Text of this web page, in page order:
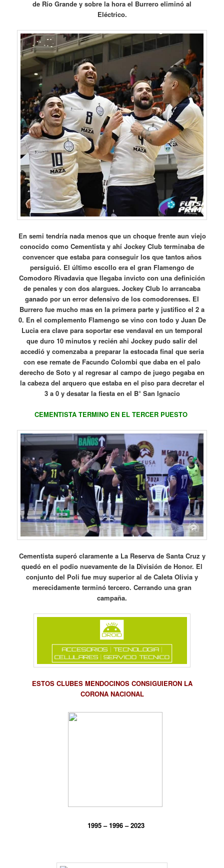
de Río Grande y sobre la hora el Burrero eliminó al
Eléctrico.
En semi tendría nada menos que un choque frente aun viejo
conocido como Cementista y ahí Jockey Club terminaba de
convencer que estaba para conseguir los que tantos años
persiguió. El último escollo era el gran Flamengo de
Comodoro Rivadavia que llegaba invicto con una definición
de penales y con dos alargues. Jockey Club lo arrancaba
ganado por un error defensivo de los comodorenses. El
Burrero fue mucho mas en la primera parte y justifico el 2 a
0. En el complemento Flamengo se vino con todo y Juan De
Lucia era clave para soportar ese vendaval en un temporal
que duro 10 minutos y recién ahi Jockey pudo salir del
accedió y comenzaba a preparar la estocada final que seria
con ese remate de Facundo Colombi que daba en el palo
derecho de Soto y al regresar al campo de juego pegaba en
la cabeza del arquero que estaba en el piso para decretar el
3 a 0 y desatar la fiesta en el B° San Ignacio
CEMENTISTA TERMINO EN EL TERCER PUESTO
Cementista superó claramente a La Reserva de Santa Cruz y
quedó en el podio nuevamente de la División de Honor. El
conjunto del Poli fue muy superior al de Caleta Olivia y
merecidamente terminó tercero. Cerrando una gran
campaña.
ESTOS CLUBES MENDOCINOS CONSIGUIERON LA
CORONA NACIONAL
1995 – 1996 – 2023